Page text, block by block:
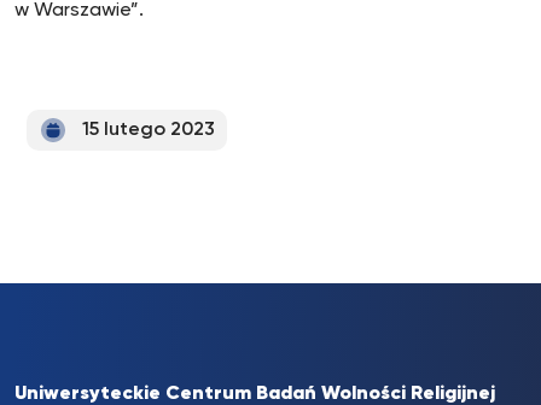
w Warszawie”.
15 lutego 2023
Uniwersyteckie Centrum Badań Wolności Religijnej